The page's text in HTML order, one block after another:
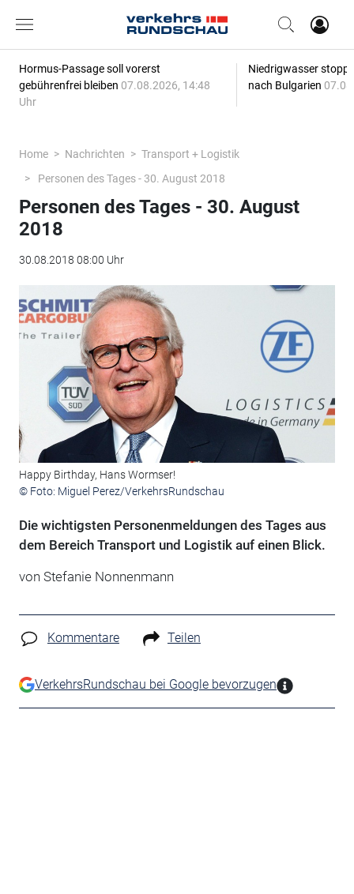
Hormus-Passage soll vorerst
gebührenfrei bleiben 07.08.2026, 14:48
Uhr
Niedrigwasser
nach Bulgarien
Home Nachrichten
Transport + Logistik
Personen des Tages - 30. August 2018
Personen des Tages - 30. August
2018
30.08.2018 08:00 Uhr
Happy Birthday, Hans Wormser!
© Foto: Miguel Perez/VerkehrsRundschau
Die wichtigsten Personenmeldungen des Tages aus
dem Bereich Transport und Logistik auf einen Blick.
von Stefanie Nonnenmann
Kommentare Teilen
VerkehrsRundschau bei Google bevorzugen